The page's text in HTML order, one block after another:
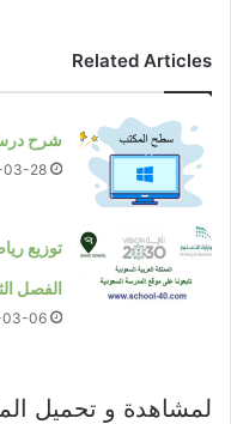
Related Articles
شرح درس
03-28
توزيع
الفصل
06
لمشاهدة و تحميل